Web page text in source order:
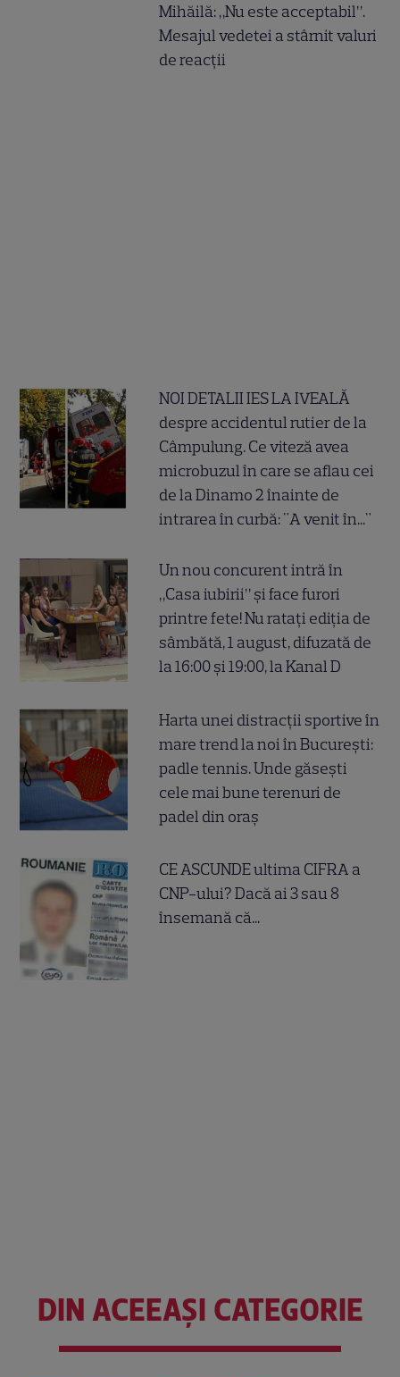
Mihăilă: „Nu este acceptabil”.
Mesajul vedetei a stârnit valuri
de reacții
NOI DETALII IES LA IVEALĂ
despre accidentul rutier de la
Câmpulung. Ce viteză avea
microbuzul în care se aflau cei
de la Dinamo 2 înainte de
intrarea în curbă: "A venit în..."
Un nou concurent intră în
„Casa iubirii” și face furori
printre fete! Nu ratați ediția de
sâmbătă, 1 august, difuzată de
la 16:00 și 19:00, la Kanal D
Harta unei distracții sportive în
mare trend la noi în București:
padle tennis. Unde găsești
cele mai bune terenuri de
padel din oraș
CE ASCUNDE ultima CIFRA a
CNP-ului? Dacă ai 3 sau 8
însemană că...
DIN ACEEAȘI CATEGORIE